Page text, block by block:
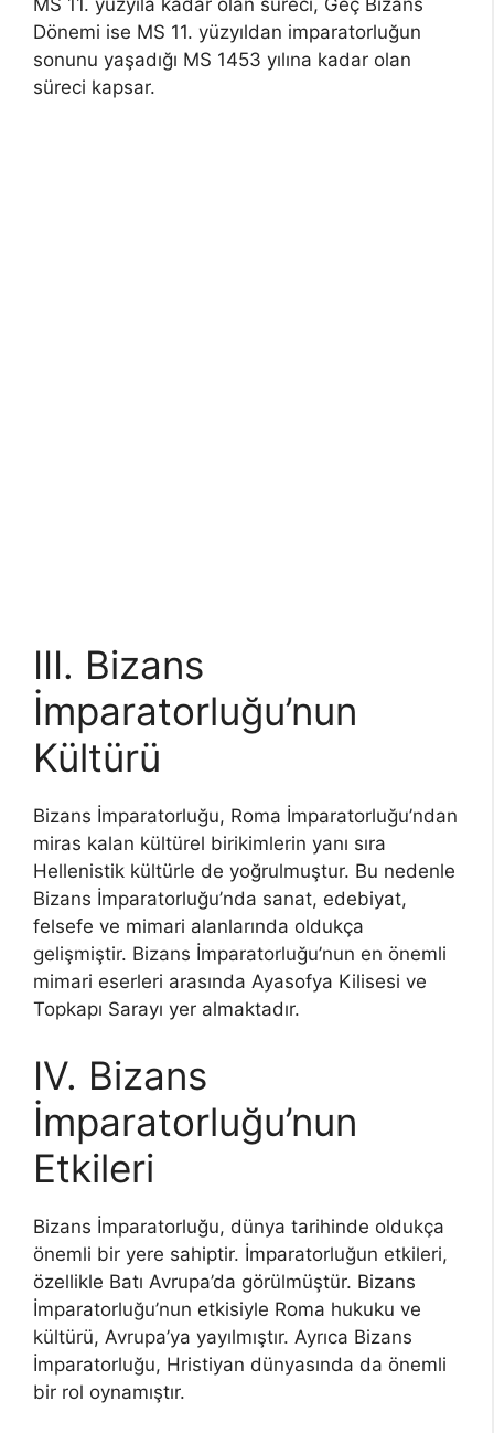
Dönemi ise MS 11. yüzyıldan imparatorluğun
sonunu yaşadığı MS 1453 yılına kadar olan
süreci kapsar.
III. Bizans
İmparatorluğu’nun
Kültürü
Bizans İmparatorluğu, Roma İmparatorluğu’ndan
miras kalan kültürel birikimlerin yanı sıra
Hellenistik kültürle de yoğrulmuştur. Bu nedenle
Bizans İmparatorluğu’nda sanat, edebiyat,
felsefe ve mimari alanlarında oldukça
gelişmiştir. Bizans İmparatorluğu’nun en önemli
mimari eserleri arasında Ayasofya Kilisesi ve
Topkapı Sarayı yer almaktadır.
IV. Bizans
İmparatorluğu’nun
Etkileri
Bizans İmparatorluğu, dünya tarihinde oldukça
önemli bir yere sahiptir. İmparatorluğun etkileri,
özellikle Batı Avrupa’da görülmüştür. Bizans
İmparatorluğu’nun etkisiyle Roma hukuku ve
kültürü, Avrupa’ya yayılmıştır. Ayrıca Bizans
İmparatorluğu, Hristiyan dünyasında da önemli
bir rol oynamıştır.